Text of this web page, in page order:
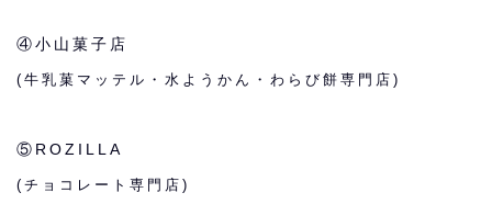
④小山菓子店
(牛乳菓マッテル・水ようかん・わらび餅専門店)
⑤ROZILLA
(チョコレート専門店)